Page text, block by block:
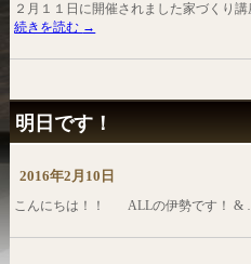
２月１１日に開催されました家づくり
続きを読む →
明日です！
2016年2月10日
こんにちは！！ ALLの伊勢です！